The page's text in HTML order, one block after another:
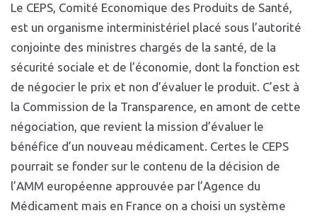
Le CEPS, Comité Economique des Produits de Santé,
est un organisme interministériel placé sous l’autorité
conjointe des ministres chargés de la santé, de la
sécurité sociale et de l’économie, dont la fonction est
de négocier le prix et non d’évaluer le produit. C’est à
la Commission de la Transparence, en amont de cette
négociation, que revient la mission d’évaluer le
bénéfice d’un nouveau médicament. Certes le CEPS
pourrait se fonder sur le contenu de la décision de
l’AMM européenne approuvée par l’Agence du
Médicament mais en France on a choisi un système